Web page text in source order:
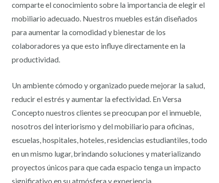
comparte el conocimiento sobre la importancia de elegir el
mobiliario adecuado. Nuestros muebles están diseñados
para aumentar la comodidad y bienestar de los
colaboradores ya que esto influye directamente en la
productividad.
Un ambiente cómodo y organizado puede mejorar la salud,
reducir el estrés y aumentar la efectividad. En Versa
Concepto nuestros clientes se preocupan por el inmueble,
nosotros del interiorismo y del mobiliario para oficinas,
escuelas, hospitales, hoteles, residencias estudiantiles, todo
en un mismo lugar, brindando soluciones y materializando
proyectos únicos para que cada espacio tenga un impacto
significativo en su atmósfera y experiencia.